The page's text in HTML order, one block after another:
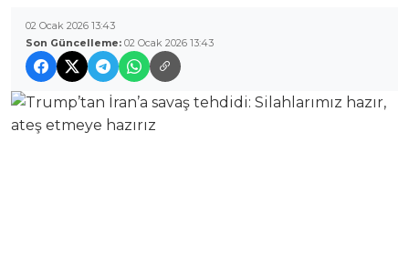
02 Ocak 2026 13:43
Son Güncelleme: 02 Ocak 2026 13:43